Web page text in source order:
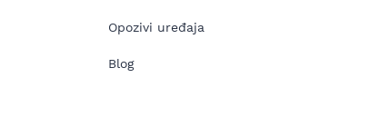
Opozivi uređaja
Blog